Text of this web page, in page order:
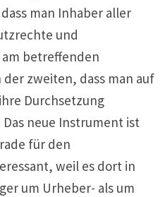
man Inhaber aller
und
betreffenden
zweiten, dass man auf
Durchsetzung
neue Instrument ist
für den
weil es dort in
um Urheber- als um